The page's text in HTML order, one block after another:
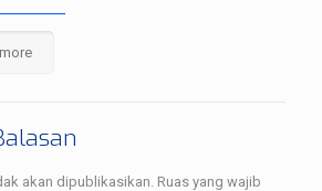
akan dipublikasikan. Ruas yang wajib